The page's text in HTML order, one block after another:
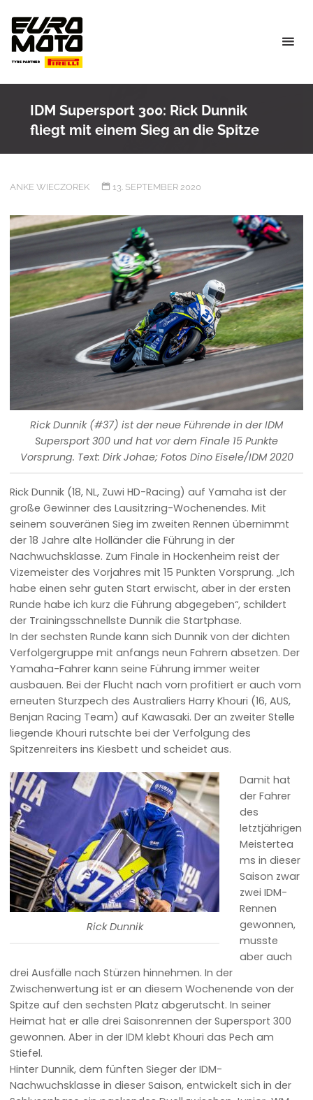
content
IDM Supersport 300: Rick Dunnik
fliegt mit einem Sieg an die Spitze
ANKE WIECZOREK 13. SEPTEMBER 2020
Rick Dunnik (#37) ist der neue Führende in der IDM
Supersport 300 und hat vor dem Finale 15 Punkte
Vorsprung. Text: Dirk Johae; Fotos Dino Eisele/IDM 2020
Rick Dunnik (18, NL, Zuwi HD-Racing) auf Yamaha ist der
große Gewinner des Lausitzring-Wochenendes. Mit
seinem souveränen Sieg im zweiten Rennen übernimmt
der 18 Jahre alte Holländer die Führung in der
Nachwuchsklasse. Zum Finale in Hockenheim reist der
Vizemeister des Vorjahres mit 15 Punkten Vorsprung. „Ich
habe einen sehr guten Start erwischt, aber in der ersten
Runde habe ich kurz die Führung abgegeben“, schildert
der Trainingsschnellste Dunnik die Startphase.
In der sechsten Runde kann sich Dunnik von der dichten
Verfolgergruppe mit anfangs neun Fahrern absetzen. Der
Yamaha-Fahrer kann seine Führung immer weiter
ausbauen. Bei der Flucht nach vorn profitiert er auch vom
erneuten Sturzpech des Australiers Harry Khouri (16, AUS,
Benjan Racing Team) auf Kawasaki. Der an zweiter Stelle
liegende Khouri rutschte bei der Verfolgung des
Spitzenreiters ins Kiesbett und scheidet aus.
Rick Dunnik
Damit hat
der Fahrer
des
letztjährigen
Meistertea
ms in dieser
Saison zwar
zwei IDM-
Rennen
gewonnen,
musste
aber auch
drei Ausfälle nach Stürzen hinnehmen. In der
Zwischenwertung ist er an diesem Wochenende von der
Spitze auf den sechsten Platz abgerutscht. In seiner
Heimat hat er alle drei Saisonrennen der Supersport 300
gewonnen. Aber in der IDM klebt Khouri das Pech am
Stiefel.
Hinter Dunnik, dem fünften Sieger der IDM-
Nachwuchsklasse in dieser Saison, entwickelt sich in der